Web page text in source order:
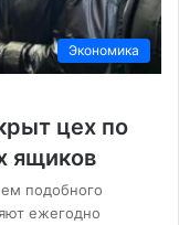
Экономика
цех по
ящиков
подобного
ежегодно